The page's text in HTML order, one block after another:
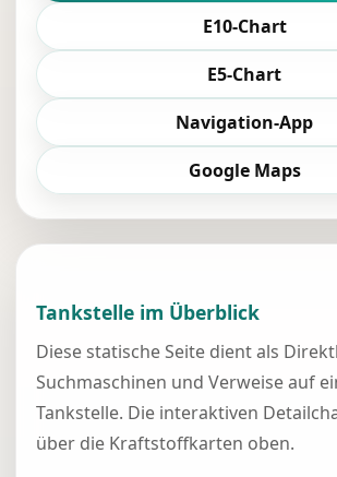
E10-Chart
E5-Chart
Navigation-App
Google Maps
Tankstelle im Überblick
Diese statische Seite dient als
Suchmaschinen und Verweise auf
Tankstelle. Die interaktiven
über die Kraftstoffkarten oben.